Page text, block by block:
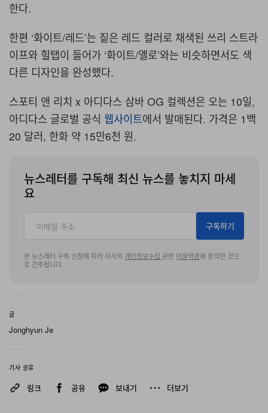
한다.
한편 ‘화이트/레드’는 짙은 레드 컬러로 채색된 쓰리 스트라
이프와 힐탭이 들어가 ‘화이트/옐로’와는 비슷하면서도 색
다른 디자인을 완성했다.
스포티 앤 리치 x 아디다스 삼바 OG 컬렉션은 오는 10일,
아디다스 글로벌 공식 웹사이트에서 발매된다. 가격은 1백
20 달러, 한화 약 15만6천 원.
뉴스레터를 구독해 최신 뉴스를 놓치지 마세
요
구독하기
본 뉴스레터 구독 신청에 따라 자사의 개인정보수집 관련 이용약관에 동의한 것으
로 간주됩니다.
글
Jonghyun Je
기사 공유
링크 공유 보내기 더보기